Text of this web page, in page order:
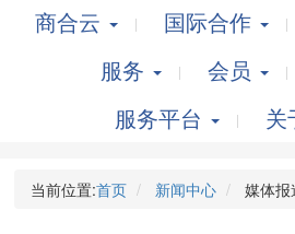
商合云 国际合作
服务
会员
服务平台
关
当前位置:首页 新闻中心 媒体报